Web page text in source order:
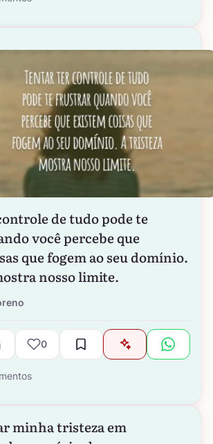
de tudo pode te
você percebe que
que fogem ao seu domínio.
nosso limite.
0
minha tristeza em